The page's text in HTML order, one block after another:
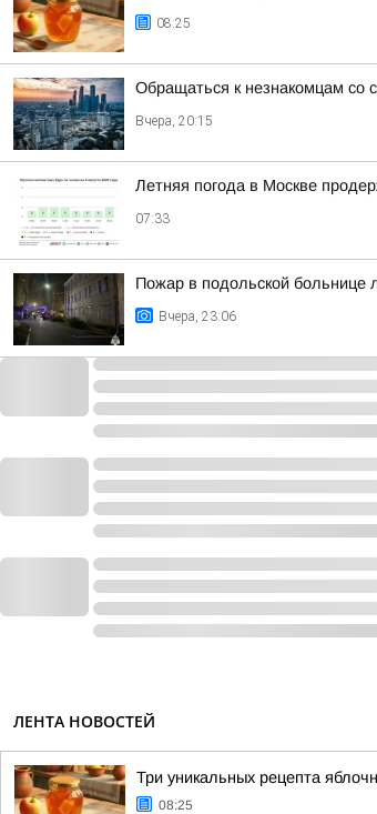
08:25
Обращаться к незнакомцам со
Вчера, 20:15
Летняя погода в Москве
07:33
Пожар в подольской больнице
Вчера, 23:06
ЛЕНТА НОВОСТЕЙ
Три уникальных рецепта
08:25